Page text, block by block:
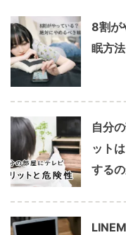
8割が
眠方
自分
ット
する